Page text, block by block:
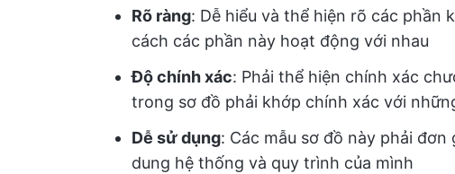
Rõ ràng: Dễ hiểu và thể hiện rõ các phần
cách các phần này hoạt động với nhau
Độ chính xác: Phải thể hiện chính xác
trong sơ đồ phải khớp chính xác với
Dễ sử dụng: Các mẫu sơ đồ này phải
dung hệ thống và quy trình của mình